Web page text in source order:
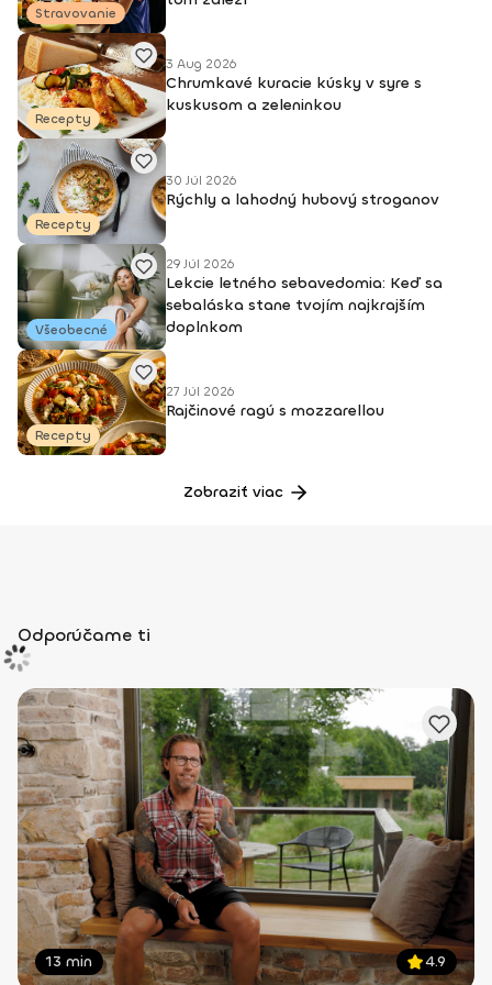
Stravovanie
Recepty
3 Aug 2026
Chrumkavé kuracie kúsky v syre s
kuskusom a zeleninkou
Recepty
30 Júl 2026
Rýchly a lahodný hubový stroganov
Všeobecné
29 Júl 2026
Lekcie letného sebavedomia: Keď sa
sebaláska stane tvojím najkrajším
doplnkom
Recepty
27 Júl 2026
Rajčinové ragú s mozzarellou
Zobraziť viac
Odporúčame ti
13 min 4.9